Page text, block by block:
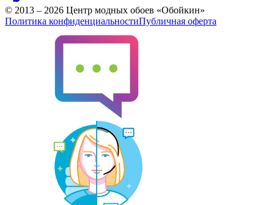
© 2013 – 2026 Центр модных обоев «Обойкин»
Политика конфиденциальностиПубличная оферта